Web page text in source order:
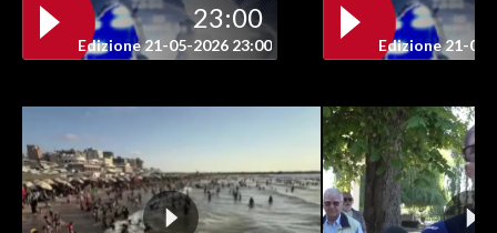
23:00
Edizione 21-05-2026 23:00 Edizione 21-05-